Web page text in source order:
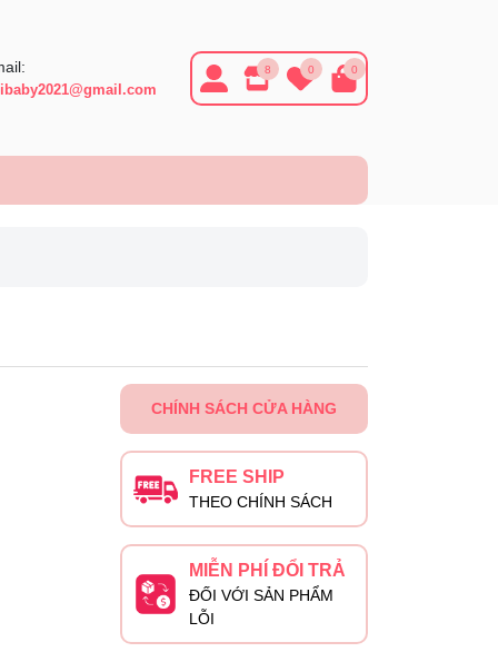
8 0 0
CHÍNH SÁCH CỬA HÀNG
FREE SHIP
THEO CHÍNH SÁCH
MIỄN PHÍ ĐỔI TRẢ
ĐỐI VỚI SẢN PHẨM
LỖI